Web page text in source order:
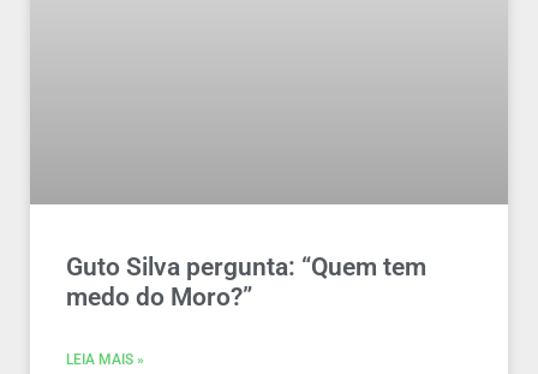
Guto Silva pergunta: “Quem tem
medo do Moro?”
LEIA MAIS »